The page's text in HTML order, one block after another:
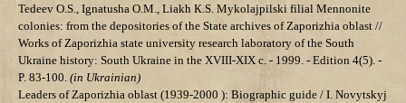
Tedeev О.S., Ignatusha О.M., Liakh К.S. Mykolajpilski filial Mennonite
colonies: from the depositories of the State archives of Zaporizhia oblast //
Works of Zaporizhia state university research laboratory of the South
Ukraine history: South Ukraine in the ХVIII-XIX c. - 1999. - Edition 4(5). -
P. 83-100. (in Ukrainian)
Leaders of Zaporizhia oblast (1939-2000 ): Biographic guide / I. Novytskyj